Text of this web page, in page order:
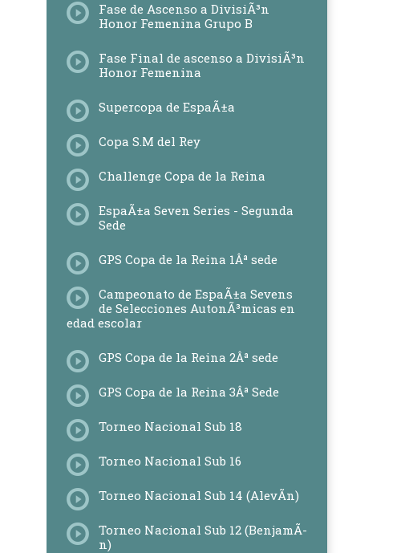
Fase de Ascenso a DivisiÃ³n
Honor Femenina Grupo B
Fase Final de ascenso a DivisiÃ³n
Honor Femenina
Supercopa de EspaÃ±a
Copa S.M del Rey
Challenge Copa de la Reina
EspaÃ±a Seven Series - Segunda
Sede
GPS Copa de la Reina 1Âª sede
Campeonato de EspaÃ±a Sevens
de Selecciones AutonÃ³micas en
edad escolar
GPS Copa de la Reina 2Âª sede
GPS Copa de la Reina 3Âª Sede
Torneo Nacional Sub 18
Torneo Nacional Sub 16
Torneo Nacional Sub 14 (AlevÃ­n)
Torneo Nacional Sub 12 (BenjamÃ­
n)